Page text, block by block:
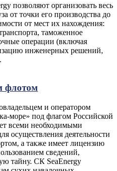
позволяют организовать весь
от точки его производства до
от мест их нахождения:
таможенное
операции (включая
инженерных решений,
флотом
и оператором
море» под флагом Российской
всеми необходимыми
осуществления деятельности
а также имеет лицензию
сведений,
тайну. СК SeaEnergy